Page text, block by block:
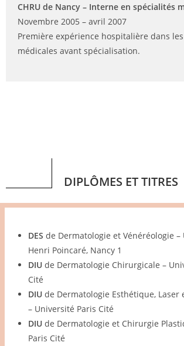
CHRU de Nancy – Interne en spécialités
Novembre 2005 – avril 2007
Première expérience hospitalière dans
médicales avant spécialisation.
DIPLÔMES ET TITRES
DES de Dermatologie et Vénéréologie –
Henri Poincaré, Nancy 1
DIU de Dermatologie Chirurgicale –
Cité
DIU de Dermatologie Esthétique, Laser
– Université Paris Cité
DIU de Dermatologie et Chirurgie
Paris Cité